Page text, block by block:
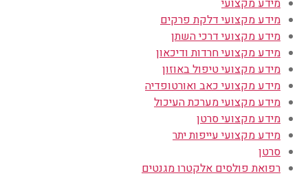
מידע מקצועי
מידע מקצועי דלקת פרקים
מידע מקצועי דרכי השתן
מידע מקצועי חרדות ודיכאון
מידע מקצועי טיפול באוזון
מידע מקצועי כאב ואורטופדיה
מידע מקצועי מערכת העיכול
מידע מקצועי סרטן
מידע מקצועי עייפות יתר
סרטן
רפואת פולסים אלקטרו מגנטים